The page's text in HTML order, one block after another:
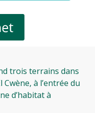
trois terrains dans
à l’entrée du
d’habitat à